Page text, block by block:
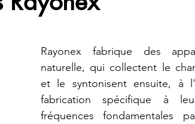
Rayonex fabrique des
naturelle, qui collectent le
et le syntonisent ensuite, à
fabrication spécifique à
fréquences fondamentales